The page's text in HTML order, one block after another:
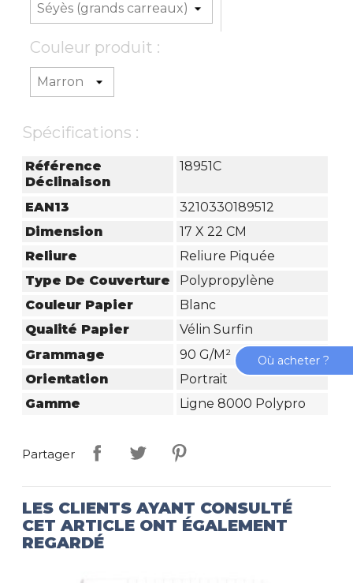
Couleur produit :
Spécifications :
Référence
Déclinaison
18951C
EAN13
3210330189512
Dimension
17 X 22 CM
Reliure
Reliure Piquée
Type De Couverture
Polypropylène
Couleur Papier
Blanc
Qualité Papier
Vélin Surfin
Grammage
90 G/m²
Orientation
Portrait
Gamme
Ligne 8000 Polypro
Partager
LES CLIENTS AYANT CONSULTÉ
CET ARTICLE ONT ÉGALEMENT
REGARDÉ
Où acheter ?